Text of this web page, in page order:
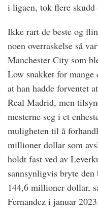
i ligaen, tok flere skudd
Ikke rart de beste og
noen overraskelse så
Manchester City som
Low snakket for
at han hadde forventet
Real Madrid, men
mesterne seg i et
muligheten til å
millioner dollar som
holdt fast ved av
sannsynligvis bryte den
144,6 millioner dollar,
Fernandez i januar 2023.